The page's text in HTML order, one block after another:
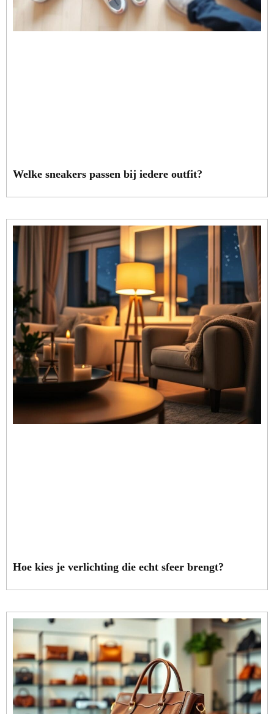
Welke sneakers passen bij iedere outfit?
Hoe kies je verlichting die echt sfeer brengt?